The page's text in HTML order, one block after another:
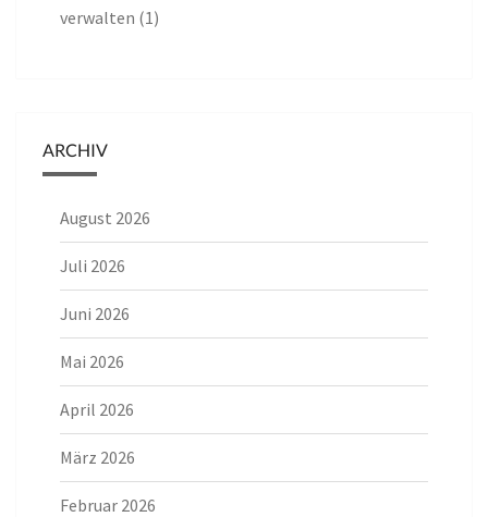
verwalten (1)
ARCHIV
August 2026
Juli 2026
Juni 2026
Mai 2026
April 2026
März 2026
Februar 2026